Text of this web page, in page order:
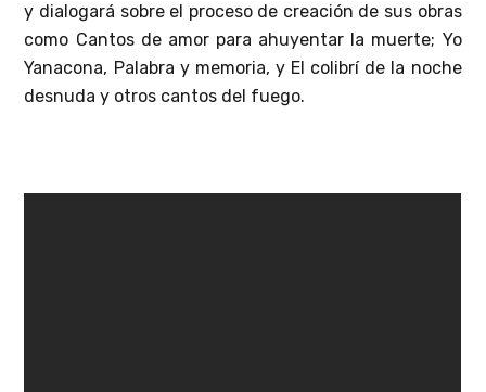
y dialogará sobre el proceso de creación de sus obras
como Cantos de amor para ahuyentar la muerte; Yo
Yanacona, Palabra y memoria, y El colibrí de la noche
desnuda y otros cantos del fuego.